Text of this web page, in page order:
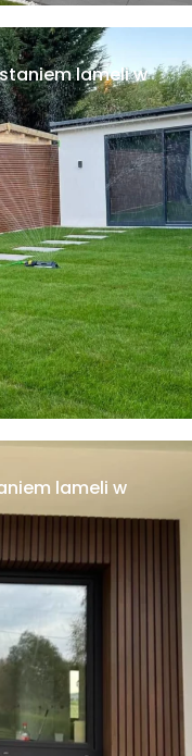
lameli w
lameli w